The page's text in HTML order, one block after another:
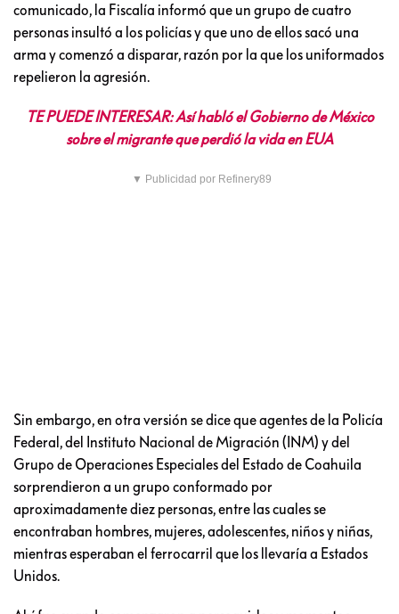
comunicado, la Fiscalía informó que un grupo de cuatro
personas insultó a los policías y que uno de ellos sacó una
arma y comenzó a disparar, razón por la que los uniformados
repelieron la agresión.
TE PUEDE INTERESAR: Así habló el Gobierno de México
sobre el migrante que perdió la vida en EUA
▼ Publicidad por Refinery89
Sin embargo, en otra versión se dice que agentes de la Policía
Federal, del Instituto Nacional de Migración (INM) y del
Grupo de Operaciones Especiales del Estado de Coahuila
sorprendieron a un grupo conformado por
aproximadamente diez personas, entre las cuales se
encontraban hombres, mujeres, adolescentes, niños y niñas,
mientras esperaban el ferrocarril que los llevaría a Estados
Unidos.